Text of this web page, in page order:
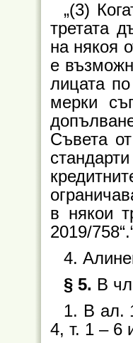
„(3)
третата
на някоя
е
лицата
мерки
Съвета
в някои
2019/
4.
§ 5. В
1. В ал.
4, т. 1 – 6